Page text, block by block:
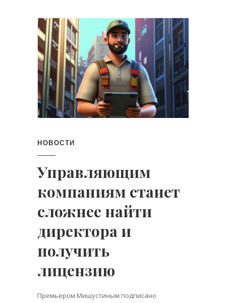
НОВОСТИ
Управляющим
компаниям станет
сложнее найти
директора и
получить
лицензию
Премьером Мишустиным подписано